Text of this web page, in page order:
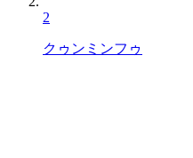
2
クゥンミンフゥ